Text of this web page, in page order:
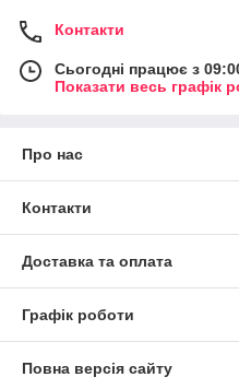
Контакти
Сьогодні працює з
Показати весь графік
Про нас
Контакти
Доставка та оплата
Графік роботи
Повна версія сайту